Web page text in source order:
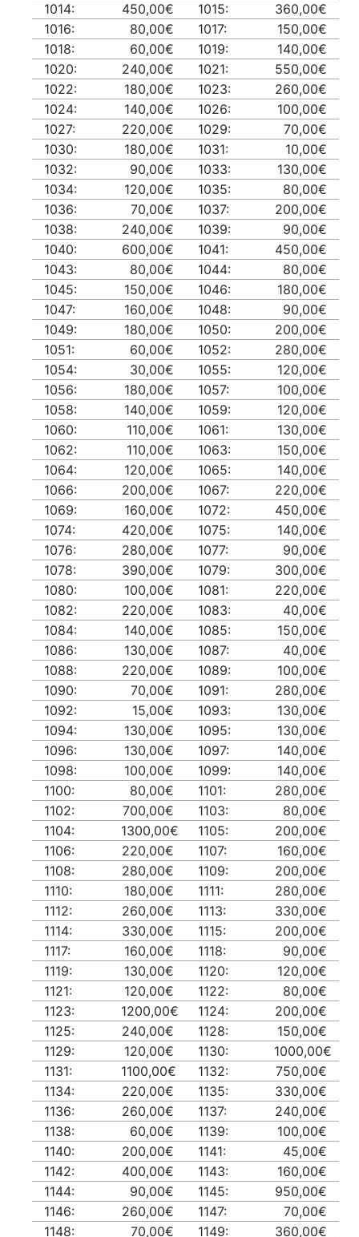
1014:
450,00€ 1015:
360,00€
1016:
80,00€ 1017:
150,00€
1018:
60,00€ 1019:
140,00€
1020:
240,00€ 1021:
550,00€
1022:
180,00€ 1023:
260,00€
1024:
140,00€ 1026:
100,00€
1027:
220,00€ 1029:
70,00€
1030:
180,00€ 1031:
10,00€
1032:
90,00€ 1033:
130,00€
1034:
120,00€ 1035:
80,00€
1036:
70,00€ 1037:
200,00€
1038:
240,00€ 1039:
90,00€
1040:
600,00€ 1041:
450,00€
1043:
80,00€ 1044:
80,00€
1045:
150,00€ 1046:
180,00€
1047:
160,00€ 1048:
90,00€
1049:
180,00€ 1050:
200,00€
1051:
60,00€ 1052:
280,00€
1054:
30,00€ 1055:
120,00€
1056:
180,00€ 1057:
100,00€
1058:
140,00€ 1059:
120,00€
1060:
110,00€ 1061:
130,00€
1062:
110,00€ 1063:
150,00€
1064:
120,00€ 1065:
140,00€
1066:
200,00€ 1067:
220,00€
1069:
160,00€ 1072:
450,00€
1074:
420,00€ 1075:
140,00€
1076:
280,00€ 1077:
90,00€
1078:
390,00€ 1079:
300,00€
1080:
100,00€ 1081:
220,00€
1082:
220,00€ 1083:
40,00€
1084:
140,00€ 1085:
150,00€
1086:
130,00€ 1087:
40,00€
1088:
220,00€ 1089:
100,00€
1090:
70,00€ 1091:
280,00€
1092:
15,00€ 1093:
130,00€
1094:
130,00€ 1095:
130,00€
1096:
130,00€ 1097:
140,00€
1098:
100,00€ 1099:
140,00€
1100:
80,00€ 1101:
280,00€
1102:
700,00€ 1103:
80,00€
1104:
1300,00€ 1105:
200,00€
1106:
220,00€ 1107:
160,00€
1108:
280,00€ 1109:
200,00€
1110:
180,00€ 1111:
280,00€
1112:
260,00€ 1113:
330,00€
1114:
330,00€ 1115:
200,00€
1117:
160,00€ 1118:
90,00€
1119:
130,00€ 1120:
120,00€
1121:
120,00€ 1122:
80,00€
1123:
1200,00€ 1124:
200,00€
1125:
240,00€ 1128:
150,00€
1129:
120,00€ 1130:
1000,00€
1131:
1100,00€ 1132:
750,00€
1134:
220,00€ 1135:
330,00€
1136:
260,00€ 1137:
240,00€
1138:
60,00€ 1139:
100,00€
1140:
200,00€ 1141:
45,00€
1142:
400,00€ 1143:
160,00€
1144:
90,00€ 1145:
950,00€
1146:
260,00€ 1147:
70,00€
1148:
70,00€ 1149:
360,00€